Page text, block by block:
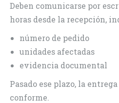
Deben comunicarse por
horas desde la recepción,
número de pedido
unidades afectadas
evidencia documental
Pasado ese plazo, la
conforme.